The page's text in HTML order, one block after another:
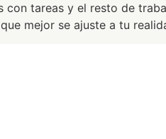
con tareas y el resto de
mejor se ajuste a tu